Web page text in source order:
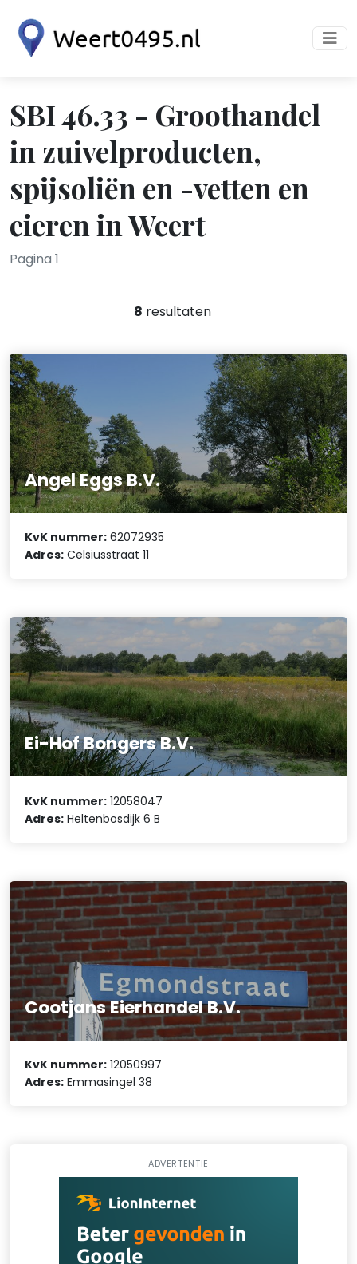
SBI 46.33 - Groothandel
in zuivelproducten,
spijsoliën en -vetten en
eieren in Weert
Pagina 1
8 resultaten
Angel Eggs B.V.
KvK nummer: 62072935
Adres: Celsiusstraat 11
Ei-Hof Bongers B.V.
KvK nummer: 12058047
Adres: Heltenbosdijk 6 B
Cootjans Eierhandel B.V.
KvK nummer: 12050997
Adres: Emmasingel 38
ADVERTENTIE